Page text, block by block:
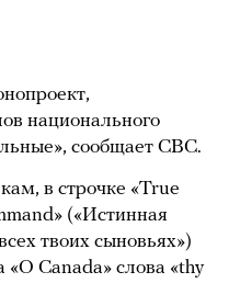
национального
сообщает CBC.
в строчке «True
(«Истинная
твоих сыновьях»)
Canada» слова «thy